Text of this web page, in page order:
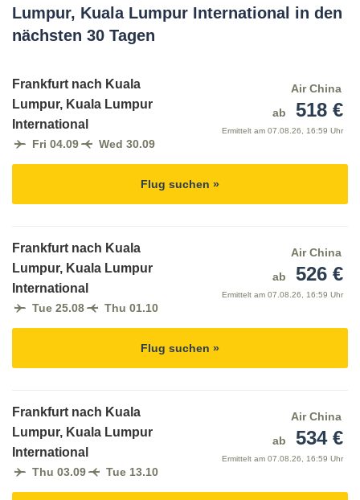
Lumpur, Kuala Lumpur International in den
nächsten 30 Tagen
Frankfurt nach Kuala
Lumpur, Kuala Lumpur
International
Fri 04.09 Wed 30.09
Air China
ab
518 €
Ermittelt am 07.08.26, 16:59 Uhr
Flug suchen »
Frankfurt nach Kuala
Lumpur, Kuala Lumpur
International
Tue 25.08 Thu 01.10
Air China
ab
526 €
Ermittelt am 07.08.26, 16:59 Uhr
Flug suchen »
Frankfurt nach Kuala
Lumpur, Kuala Lumpur
International
Thu 03.09 Tue 13.10
Air China
ab
534 €
Ermittelt am 07.08.26, 16:59 Uhr